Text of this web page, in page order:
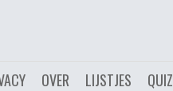
QUIZ
LIJSTJES
OVER